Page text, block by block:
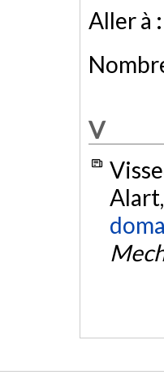
Aller à :
V